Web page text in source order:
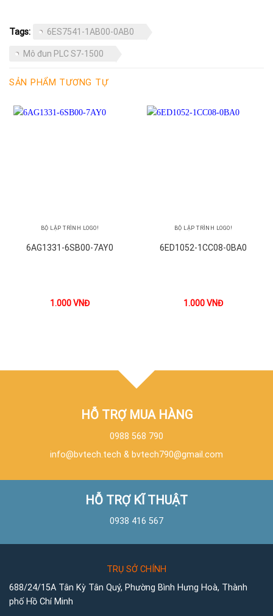
Tags: 6ES7541-1AB00-0AB0
Mô đun PLC S7-1500
SẢN PHẨM TƯƠNG TỰ
BỘ LẬP TRÌNH LOGO!
6AG1331-6SB00-7AY0
1.000VNĐ
BỘ LẬP TRÌNH LOGO!
6ED1052-1CC08-0BA0
1.000VNĐ
HỖ TRỢ MUA HÀNG
0988 568 790
info@bvtech.tech & bvtech790@gmail.com
HỖ TRỢ KĨ THUẬT
0938 416 567
TRỤ SỞ CHÍNH
688/24/15A Tân Kỳ Tân Quý, Phường Bình Hưng Hoà, Thành
phố Hồ Chí Minh